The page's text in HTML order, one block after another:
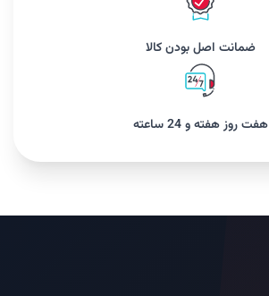
ضمانت اصل بودن کالا
هفت روز هفته و 24 ساعته